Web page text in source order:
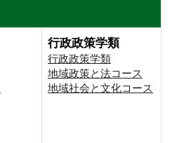
行政政策学類
行政政策学類
地域政策と法コース
地域社会と文化コース